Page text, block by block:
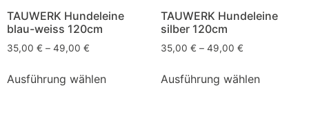
TAUWERK Hundeleine
blau-weiss 120cm
35,00 € – 49,00 €
Ausführung wählen
TAUWERK Hundeleine
silber 120cm
35,00 € – 49,00 €
Ausführung wählen